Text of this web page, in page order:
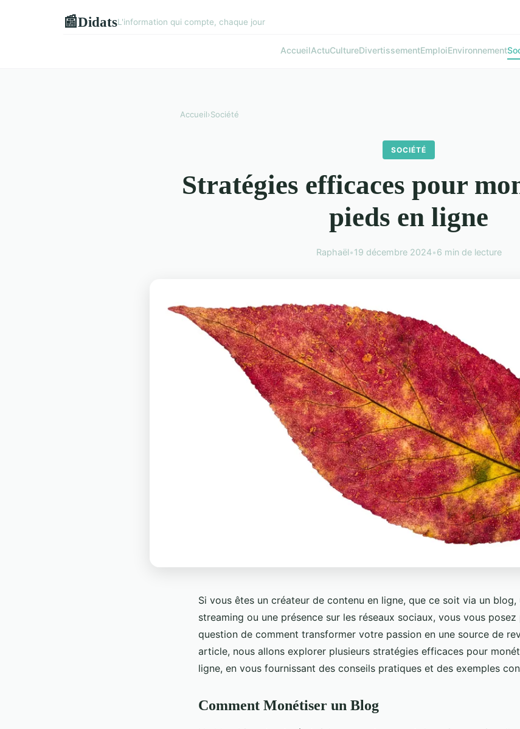
📰DidatsL'information qui compte, chaque jour
AccueilActuCultureDivertissementEmploiEnvironnement
Accueil›Société
SOCIÉTÉ
Stratégies efficaces pour
pieds en ligne
Raphaël•19 décembre 2024•6 min de lecture
Si vous êtes un créateur de contenu en ligne, que ce soit via un blog,
streaming ou une présence sur les réseaux sociaux, vous vous
question de comment transformer votre passion en une source de
article, nous allons explorer plusieurs stratégies efficaces pour
ligne, en vous fournissant des conseils pratiques et des exemples
Comment Monétiser un Blog